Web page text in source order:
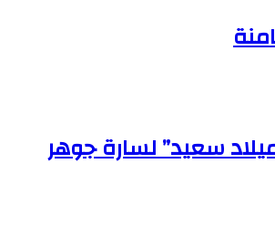
سعيد” لسارة جوهر